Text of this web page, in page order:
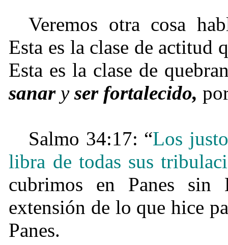
Veremos otra cosa
Esta es la clase de actitud
Esta es la clase de
sanaryser fortalecido,
Salmo 34:17: “Los
libra de todas sus
cubrimos en Panes sin
extensión de lo que hice
Panes.